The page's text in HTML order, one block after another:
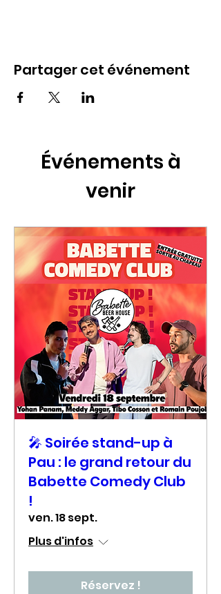
Partager cet événement
Événements à
venir
🎤 Soirée stand-up à
Pau : le grand retour du
Babette Comedy Club
!
ven. 18 sept.
Plus d'infos
Réservez !